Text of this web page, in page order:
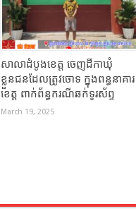
សាលាដំបូងខេត្ត ចេញដីកាឃុំ
ខ្លួនជនដែលត្រូវចោទ ក្នុងពន្ធនាគារ
ខេត្ត ពាក់ព័ន្ធករណីឆក់ទូរស័ព្ទ
March 19, 2025